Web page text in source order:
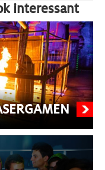
interessant